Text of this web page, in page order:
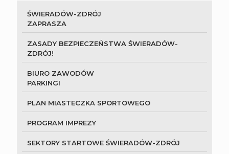
ŚWIERADÓW-ZDRÓJ
ZAPRASZA
ZASADY BEZPIECZEŃSTWA ŚWIERADÓW-
ZDRÓJ!
BIURO ZAWODÓW
PARKINGI
PLAN MIASTECZKA SPORTOWEGO
PROGRAM IMPREZY
SEKTORY STARTOWE ŚWIERADÓW-ZDRÓJ